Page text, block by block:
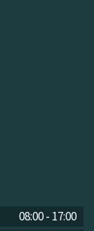
08:00- 17:00